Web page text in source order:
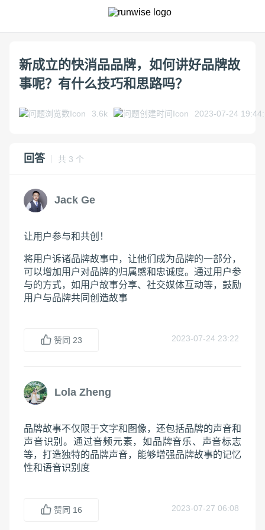
新成立的快消品品牌，如何讲好品牌故
事呢？有什么技巧和思路吗？
3.6k 2023-07-24
回答 ｜ 共 3 个
Jack Ge
让用户参与和共创！
将用户诉诸品牌故事中，让他们成为品牌的一部分，
可以增加用户对品牌的归属感和忠诚度。通过用户参
与的方式，如用户故事分享、社交媒体互动等，鼓励
用户与品牌共同创造故事
赞同 23 2023-07-24 23:22
Lola Zheng
品牌故事不仅限于文字和图像，还包括品牌的声音和
声音识别。通过音频元素，如品牌音乐、声音标志
等，打造独特的品牌声音，能够增强品牌故事的记忆
性和语音识别度
赞同 16 2023-07-27 06:08